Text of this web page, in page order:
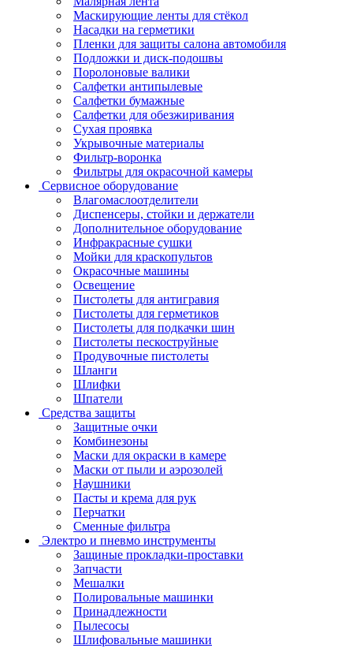
Маскирующие ленты для стёкол
Насадки на герметики
Пленки для защиты салона автомобиля
Подложки и диск-подошвы
Поролоновые валики
Салфетки антипылевые
Салфетки бумажные
Салфетки для обезжиривания
Сухая проявка
Укрывочные материалы
Фильтр-воронка
Фильтры для окрасочной камеры
Сервисное оборудование
Влагомаслоотделители
Диспенсеры, стойки и держатели
Дополнительное оборудование
Инфракрасные сушки
Мойки для краскопультов
Окрасочные машины
Освещение
Пистолеты для антигравия
Пистолеты для герметиков
Пистолеты для подкачки шин
Пистолеты пескоструйные
Продувочные пистолеты
Шланги
Шлифки
Шпатели
Средства защиты
Защитные очки
Комбинезоны
Маски для окраски в камере
Маски от пыли и аэрозолей
Наушники
Пасты и крема для рук
Перчатки
Сменные фильтра
Электро и пневмо инструменты
Защиные прокладки-проставки
Запчасти
Мешалки
Полировальные машинки
Принадлежности
Пылесосы
Шлифовальные машинки